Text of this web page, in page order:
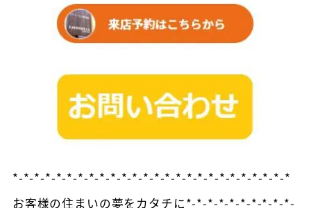
*-*-*-*-*-*-*-*-*-*-*-*-*-*-*-*-*-*-*-*-*-*-*-*-*-*
お客様の住まいの夢をカタチに*-*-*-*-*-*-*-*-*-*-